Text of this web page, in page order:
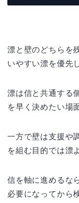
漂と壁のどちらを
いやすい漂を優先
漂は信と共通する
を早く決めたい場
一方で壁は支援や
を組む目的では漂
信を軸に進めるな
必要になってから